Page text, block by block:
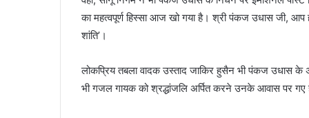
का महत्वपूर्ण हिस्सा आज खो गया है। श्री पंकज उधास जी,
शांति’।
लोकप्रिय तबला वादक उस्ताद जाकिर हुसैन भी पंकज उधास
भी गजल गायक को श्रद्धांजलि अर्पित करने उनके आवास पर